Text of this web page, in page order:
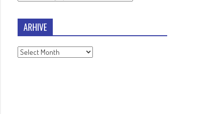
ARHIVE
Arhive